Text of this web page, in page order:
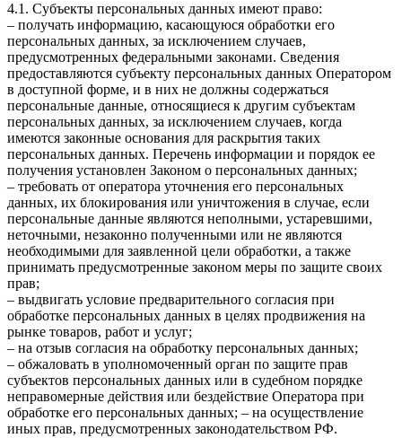
4.1. Субъекты персональных данных имеют право:
– получать информацию, касающуюся обработки его
персональных данных, за исключением случаев,
предусмотренных федеральными законами. Сведения
предоставляются субъекту персональных данных Оператором
в доступной форме, и в них не должны содержаться
персональные данные, относящиеся к другим субъектам
персональных данных, за исключением случаев, когда
имеются законные основания для раскрытия таких
персональных данных. Перечень информации и порядок ее
получения установлен Законом о персональных данных;
– требовать от оператора уточнения его персональных
данных, их блокирования или уничтожения в случае, если
персональные данные являются неполными, устаревшими,
неточными, незаконно полученными или не являются
необходимыми для заявленной цели обработки, а также
принимать предусмотренные законом меры по защите своих
прав;
– выдвигать условие предварительного согласия при
обработке персональных данных в целях продвижения на
рынке товаров, работ и услуг;
– на отзыв согласия на обработку персональных данных;
– обжаловать в уполномоченный орган по защите прав
субъектов персональных данных или в судебном порядке
неправомерные действия или бездействие Оператора при
обработке его персональных данных; – на осуществление
иных прав, предусмотренных законодательством РФ.